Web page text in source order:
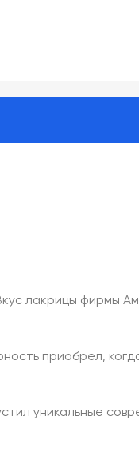
лакрицы фирмы
приобрел,
уникальные